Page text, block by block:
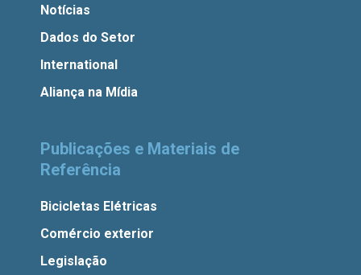
Notícias
Dados do Setor
International
Aliança na Mídia
Publicações e Materiais de
Referência
Bicicletas Elétricas
Comércio exterior
Legislação